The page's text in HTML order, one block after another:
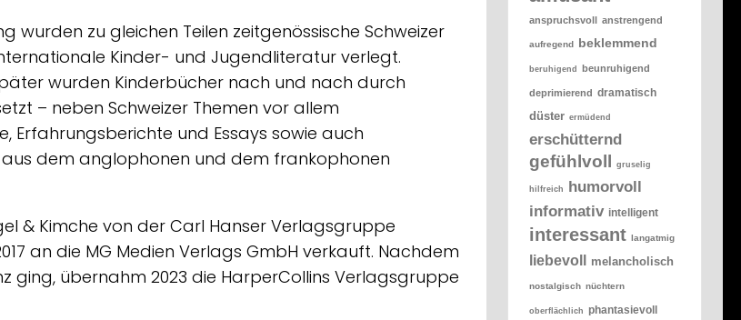
wurden zu gleichen Teilen zeitgenössische Schweizer
Kinder- und Jugendliteratur verlegt.
wurden Kinderbücher nach und nach durch
– neben Schweizer Themen vor allem
Erfahrungsberichte und Essays sowie auch
dem anglophonen und dem frankophonen
& Kimche von der Carl Hanser Verlagsgruppe
an die MG Medien Verlags GmbH verkauft. Nachdem
ging, übernahm 2023 die HarperCollins Verlagsgruppe
anspruchsvoll anstrengend
aufregend beklemmend
beruhigend beunruhigend
deprimierend dramatisch
düster ermüdend
erschütternd
gefühlvoll gruselig
hilfreich
humorvoll
informativ intelligent
interessant langatmig
liebevoll melancholisch
nostalgisch nüchtern
oberflächlich phantasievoll